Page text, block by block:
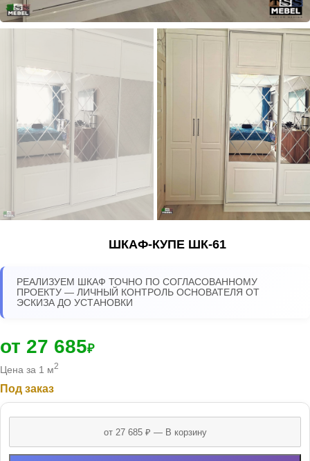
ШКАФ-КУПЕ ШК-61
РЕАЛИЗУЕМ ШКАФ ТОЧНО ПО СОГЛАСОВАННОМУ
ПРОЕКТУ — ЛИЧНЫЙ КОНТРОЛЬ ОСНОВАТЕЛЯ ОТ
ЭСКИЗА ДО УСТАНОВКИ
от 27 685₽
Цена за 1 м2
Под заказ